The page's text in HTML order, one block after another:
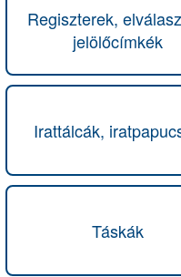
Regiszterek,
jelölőcímkék
Irattálcák,
Táskák